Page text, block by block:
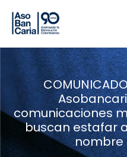
comunicaciones
buscan estafar
nombre